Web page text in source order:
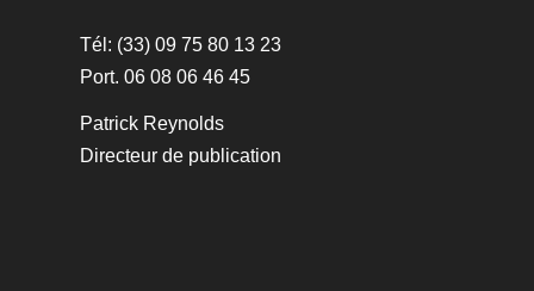
Tél: (33) 09 75 80 13 23
Port. 06 08 06 46 45
Patrick Reynolds
Directeur de publication